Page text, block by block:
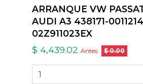
ARRANQUE VW
AUDI A3 438171-
02Z911023EX
$ 4,439.02 Antes: $ 0.00